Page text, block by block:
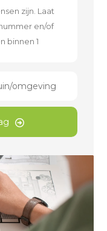
omgeving